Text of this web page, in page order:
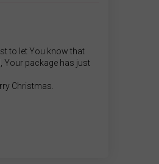
to let You know that
Your package has just
Christmas.